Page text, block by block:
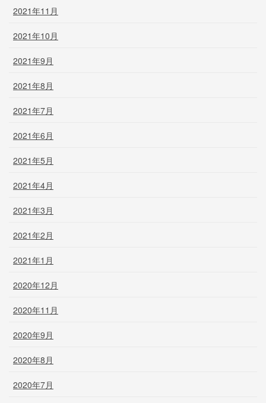
2021年11月
2021年10月
2021年9月
2021年8月
2021年7月
2021年6月
2021年5月
2021年4月
2021年3月
2021年2月
2021年1月
2020年12月
2020年11月
2020年9月
2020年8月
2020年7月